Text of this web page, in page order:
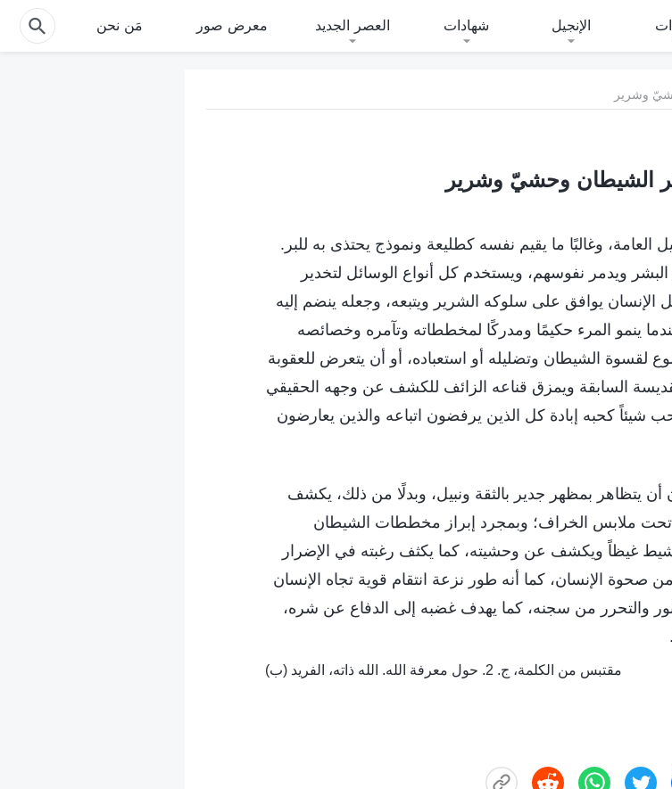
الإنجيل شهادات العصر الجديد معرض صور مَن نحن
وغالبًا ما يقيم نفسه كطليعة ونموذج يحتذى به للبر.
ويدمر نفوسهم، ويستخدم كل أنواع الوسائل لتخدير
يوافق على سلوكه الشرير ويتبعه، وجعله ينضم إليه
ينمو المرء حكيمًا ومدركًا لمخططاته وتآمره وخصائصه
لقسوة الشيطان وتضليله أو استعباده، أو أن يتعرض للعقوبة
السابقة ويمزق قناعه الزائف للكشف عن وجهه الحقيقي
شيئاً كحبه إبادة كل الذين يرفضون اتباعه والذين يعارضون
أن يتظاهر بمظهر جدير بالثقة ونبيل، وبدلًا من ذلك، يكشف
تحت ملابس الخراف؛ وبمجرد إبراز مخططات الشيطان
غيظاً ويكشف عن وحشيته، كما يكثف رغبته في الإضرار
صحوة الإنسان، كما أنه طور نزعة انتقام قوية تجاه الإنسان
والتحرر من سجنه، كما يهدف غضبه إلى الدفاع عن شره،
مقتبس من الكلمة، ج. 2. حول معرفة الله. الله ذاته، الفريد (ب)